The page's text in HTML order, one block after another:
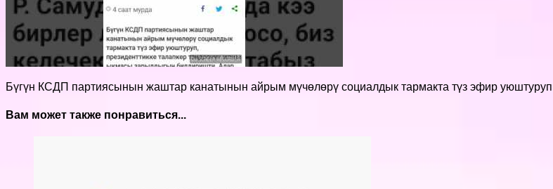
Бүгүн КСДП партиясынын жаштар канатынын айрым мүчөлөрү социалдык тармакта түз эфир
Вам может также понравиться...